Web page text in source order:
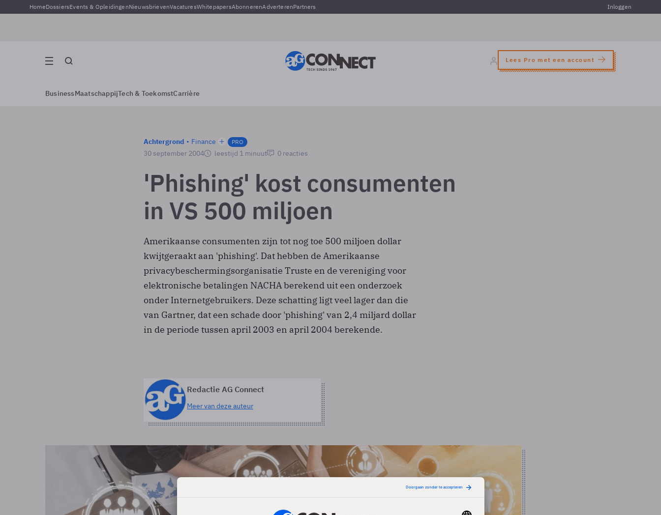
HomeDossiersEvents & OpleidingenNieuwsbrievenVacaturesWhitepapersAbonnerenAdverterenPartners Inloggen
Lees Pro met een account
BusinessMaatschappijTech & ToekomstCarrière
Achtergrond Finance PRO
30 september 2004 leestijd 1 minuut 0 reacties
'Phishing' kost consumenten
in VS 500 miljoen
Amerikaanse consumenten zijn tot nog toe 500 miljoen dollar
kwijtgeraakt aan 'phishing'. Dat hebben de Amerikaanse
privacybeschermingsorganisatie Truste en de vereniging voor
elektronische betalingen NACHA berekend uit een onderzoek
onder Internetgebruikers. Deze schatting ligt veel lager dan die
van Gartner, dat een schade door 'phishing' van 2,4 miljard dollar
in de periode tussen april 2003 en april 2004 berekende.
Redactie AG Connect
Meer van deze auteur